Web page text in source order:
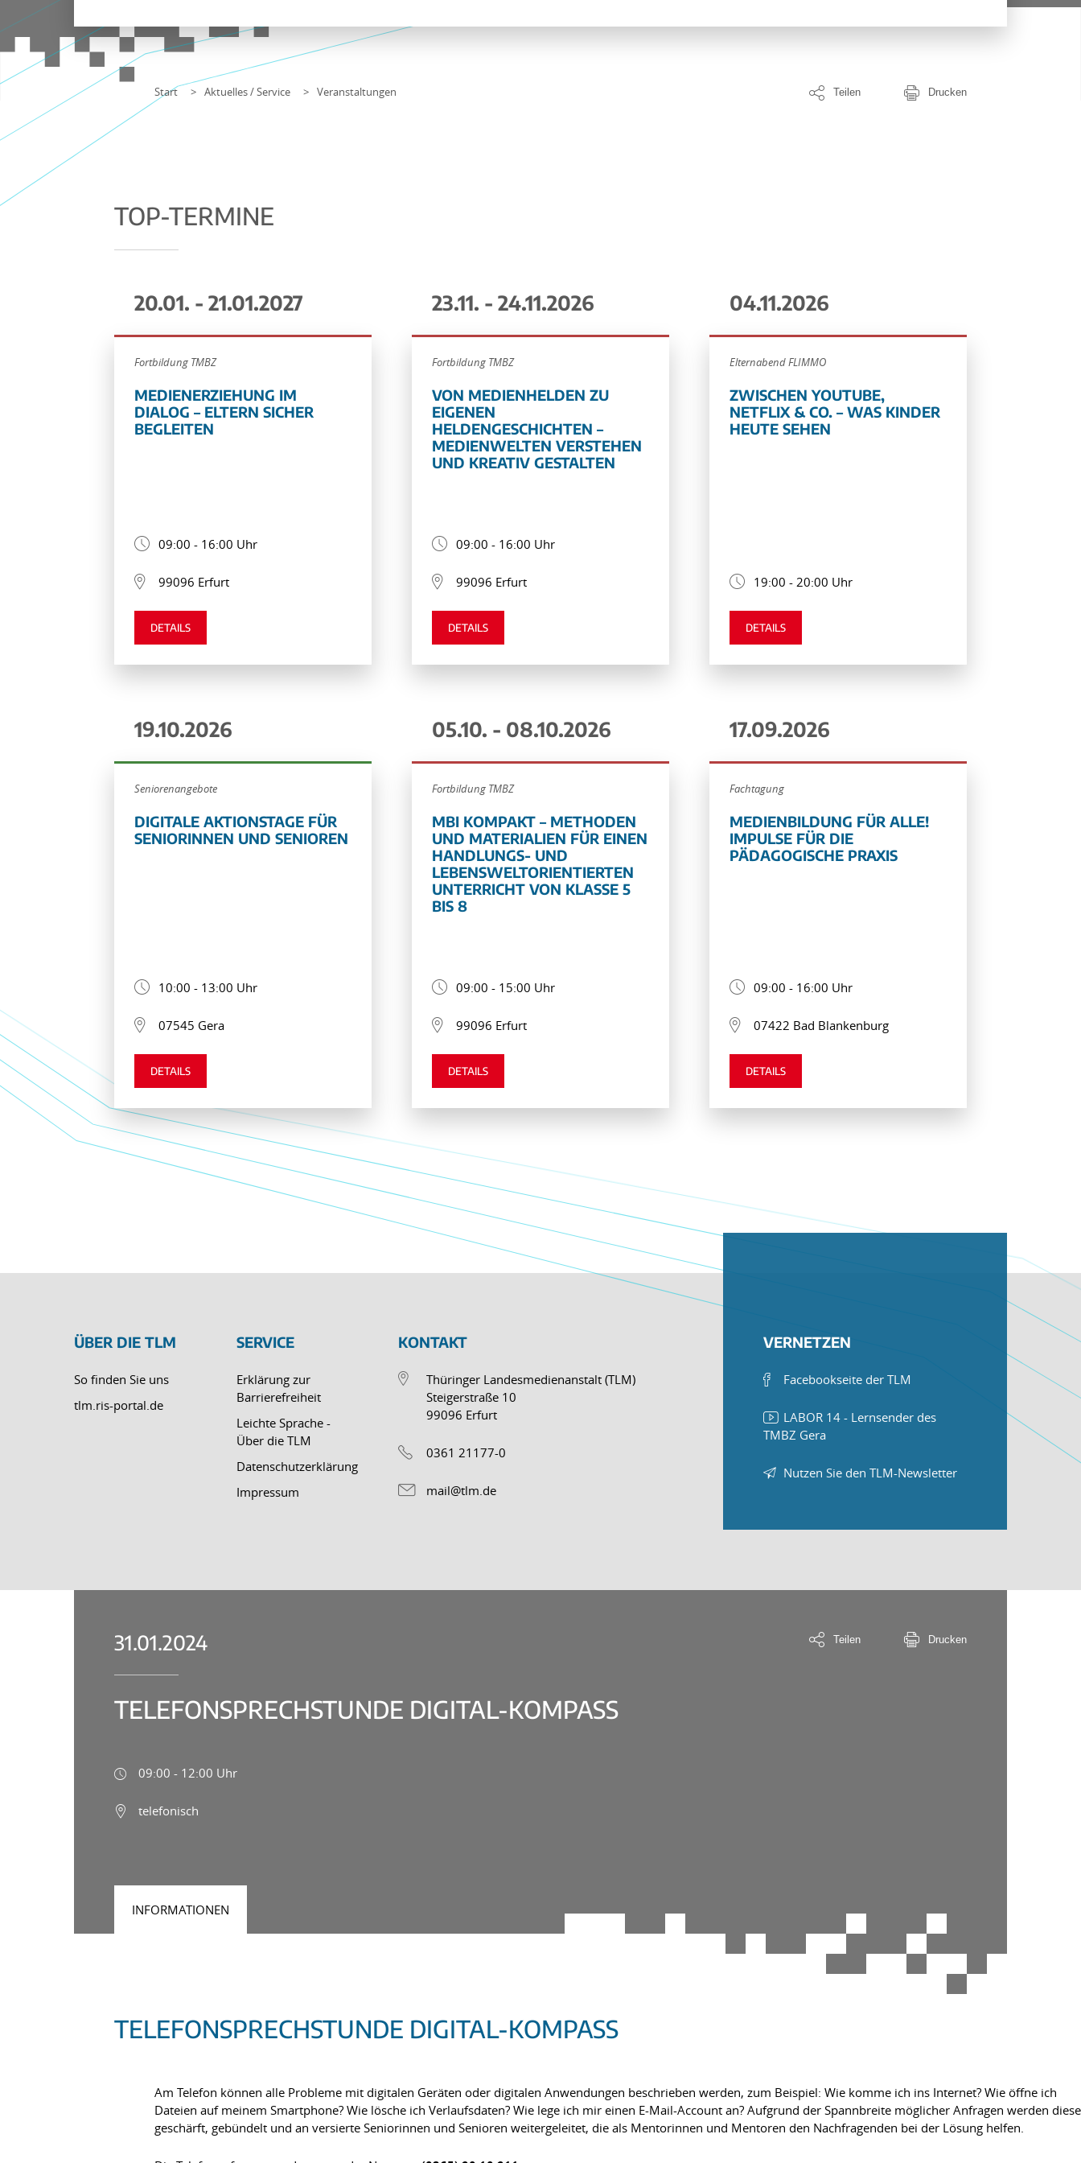
Start Aktuelles / Service Veranstaltungen Teilen Drucken
TOP-TERMINE
20.01. - 21.01.2027
Fortbildung TMBZ
MEDIENERZIEHUNG IM
DIALOG – ELTERN SICHER
BEGLEITEN
09:00 - 16:00 Uhr
99096 Erfurt
DETAILS
23.11. - 24.11.2026
Fortbildung TMBZ
VON MEDIENHELDEN ZU
EIGENEN
HELDENGESCHICHTEN –
MEDIENWELTEN VERSTEHEN
UND KREATIV GESTALTEN
09:00 - 16:00 Uhr
99096 Erfurt
DETAILS
04.11.2026
Elternabend FLIMMO
ZWISCHEN YOUTUBE,
NETFLIX & CO. – WAS KINDER
HEUTE SEHEN
19:00 - 20:00 Uhr
DETAILS
19.10.2026
Seniorenangebote
DIGITALE AKTIONSTAGE FÜR
SENIORINNEN UND SENIOREN
10:00 - 13:00 Uhr
07545 Gera
DETAILS
05.10. - 08.10.2026
Fortbildung TMBZ
MBI KOMPAKT – METHODEN
UND MATERIALIEN FÜR EINEN
HANDLUNGS- UND
LEBENSWELTORIENTIERTEN
UNTERRICHT VON KLASSE 5
BIS 8
09:00 - 15:00 Uhr
99096 Erfurt
DETAILS
17.09.2026
Fachtagung
MEDIENBILDUNG FÜR ALLE!
IMPULSE FÜR DIE
PÄDAGOGISCHE PRAXIS
09:00 - 16:00 Uhr
07422 Bad Blankenburg
DETAILS
ÜBER DIE TLM
So finden Sie uns
tlm.ris-portal.de
SERVICE
Erklärung zur
Barrierefreiheit
Leichte Sprache -
Über die TLM
Datenschutzerklärung
Impressum
KONTAKT
Thüringer Landesmedienanstalt (TLM)
Steigerstraße 10
99096 Erfurt
0361 21177-0
mail@tlm.de
VERNETZEN
Facebookseite der TLM
LABOR 14 - Lernsender des
TMBZ Gera
Nutzen Sie den TLM-Newsletter
31.01.2024 Teilen Drucken
TELEFONSPRECHSTUNDE DIGITAL-KOMPASS
09:00 - 12:00 Uhr
telefonisch
INFORMATIONEN
TELEFONSPRECHSTUNDE DIGITAL-KOMPASS
Am Telefon können alle Probleme mit digitalen Geräten oder digitalen Anwendungen beschrieben werden, zum Beispiel: Wie komme ich ins Internet? Wie öffne ich
Dateien auf meinem Smartphone? Wie lösche ich Verlaufsdaten? Wie lege ich mir einen E-Mail-Account an? Aufgrund der Spannbreite möglicher Anfragen werden diese
geschärft, gebündelt und an versierte Seniorinnen und Senioren weitergeleitet, die als Mentorinnen und Mentoren den Nachfragenden bei der Lösung helfen.